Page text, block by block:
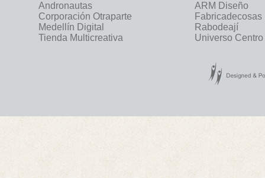
Andronautas
ARM Diseño
Corporación Otraparte
Fabricadecosas
Medellín Digital
Rabodeají
Tienda Multicreativa
Universo Centro